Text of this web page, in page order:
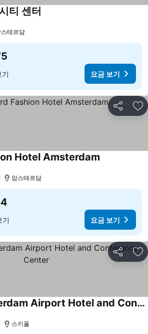
티 센터
스테르담
요금 보기
공유 즐
Hotel Amsterdam
암스테르담
기 요금 보기
공유 즐
Sheraton Amsterdam Airport Hotel and Conference Center
스키폴